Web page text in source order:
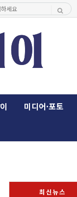
미디어·포토
최신뉴스